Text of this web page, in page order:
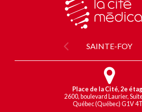
SAINTE-FOY
Place de la Cité, 2e
2600, boulevard Laurier,
Québec (Québec) G1V